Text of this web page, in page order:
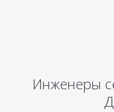
Инженеры